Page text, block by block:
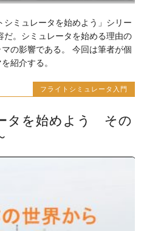
ミュレータを始めよう」シリー
だ。シミュレータを始める理由の
の影響である。 今回は筆者が個
紹介する。
フライトシミュレータ入門
タを始めよう その